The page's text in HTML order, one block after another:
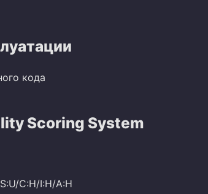
кода
Scoring System
C:H/I:H/A:H